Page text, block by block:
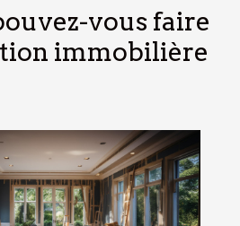
vous faire
immobilière